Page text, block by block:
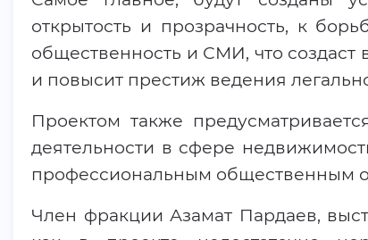
открытость и прозрачность, к
общественность и СМИ, что создаст
и повысит престиж ведения
Проектом также
деятельности в сфере
профессиональным общественным
Член фракции Азамат Пардаев,